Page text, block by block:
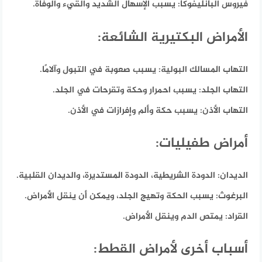
فيروس البانليفوكا: يسبب الإسهال الشديد والقيء والوفاة.
الأمراض البكتيرية الشائعة:
التهاب المسالك البولية: يسبب صعوبة في التبول وآلامًا.
التهاب الجلد: يسبب احمرار وحكة وتقرحات في الجلد.
التهاب الأذن: يسبب حكة وألم وإفرازات في الأذن.
أمراض طفيليات:
الديدان: الدودة الشريطية، الدودة المستديرة، والديدان القلبية.
البرغوث: يسبب الحكة وتهيج الجلد، ويمكن أن ينقل الأمراض.
القراد: يمتص الدم وينقل الأمراض.
أسباب أخرى لأمراض القطط: